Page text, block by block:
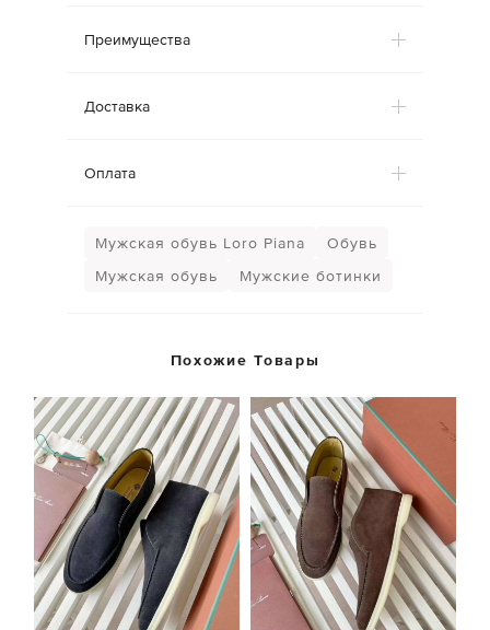
Преимущества
Доставка
Оплата
Мужская обувь Loro Piana
Обувь
Мужская обувь
Мужские ботинки
Похожие Товары